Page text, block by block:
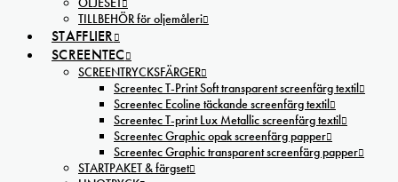
TILLBEHÖR för oljemåleri
STAFFLIER
SCREENTEC
SCREENTRYCKSFÄRGER
Screentec T-Print Soft transparent screenfärg textil
Screentec Ecoline täckande screenfärg textil
Screentec T-print Lux Metallic screenfärg textil
Screentec Graphic opak screenfärg papper
Screentec Graphic transparent screenfärg papper
STARTPAKET & färgset